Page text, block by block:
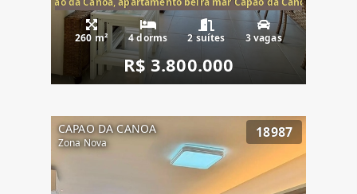
260 m² 4 dorms 2 suítes 3 vagas
R$ 3.800.000
CAPAO DA CANOA
Zona Nova
18987